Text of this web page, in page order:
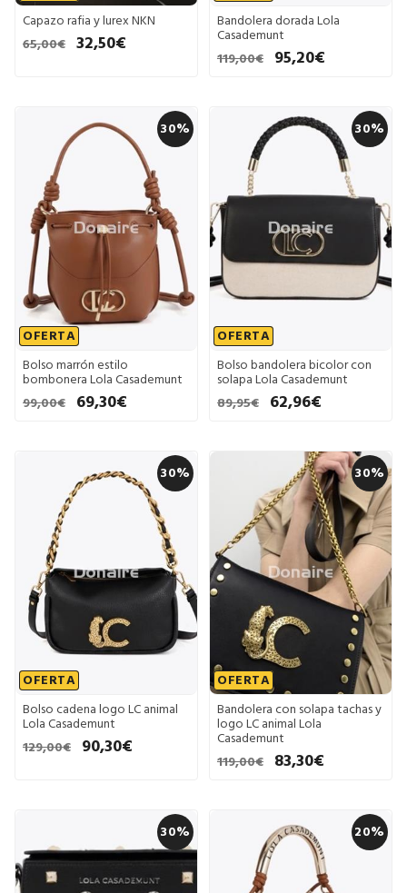
Capazo rafia y lurex NKN
65,00€ 32,50€
Bandolera dorada Lola
Casademunt
119,00€
95,20€
30%
OFERTA
Bolso marrón estilo
bombonera Lola Casademunt
99,00€
69,30€
30%
OFERTA
Bolso bandolera bicolor con
solapa Lola Casademunt
89,95€
62,96€
30%
OFERTA
Bolso cadena logo LC animal
Lola Casademunt
129,00€
90,30€
30%
OFERTA
Bandolera con solapa tachas y
logo LC animal Lola
Casademunt
119,00€
83,30€
30% 20%